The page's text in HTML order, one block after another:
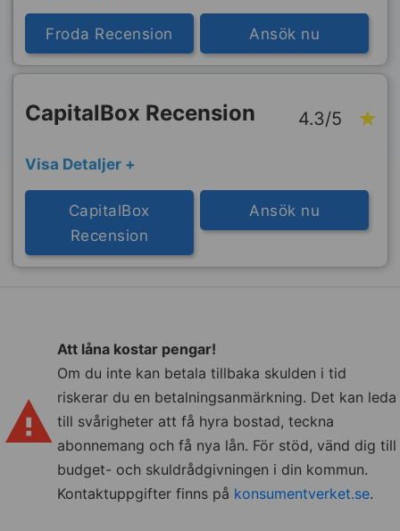
Froda Recension Ansök nu
CapitalBox Recension 4.3/5
Visa Detaljer +
CapitalBox
Recension
Ansök nu
Att låna kostar pengar!
Om du inte kan betala tillbaka skulden i tid
riskerar du en betalningsanmärkning. Det kan leda
till svårigheter att få hyra bostad, teckna
abonnemang och få nya lån. För stöd, vänd dig till
budget- och skuldrådgivningen i din kommun.
Kontaktuppgifter finns på konsumentverket.se.